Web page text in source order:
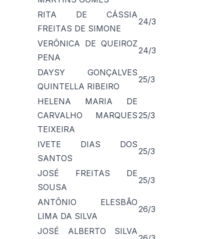
RITA DE CÁSSIA
FREITAS DE SIMONE
24/3
VERÔNICA DE QUEIROZ
PENA
24/3
DAYSY GONÇALVES
QUINTELLA RIBEIRO
25/3
HELENA MARIA DE
CARVALHO MARQUES
TEIXEIRA
25/3
IVETE DIAS DOS
SANTOS
25/3
JOSÉ FREITAS DE
SOUSA
25/3
ANTÔNIO ELESBÃO
LIMA DA SILVA
26/3
JOSÉ ALBERTO SILVA